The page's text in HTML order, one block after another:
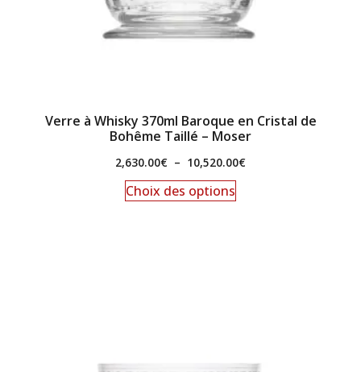
Verre à Whisky 370ml Baroque en Cristal de
Bohême Taillé – Moser
2,630.00€ – 10,520.00€
Choix des options